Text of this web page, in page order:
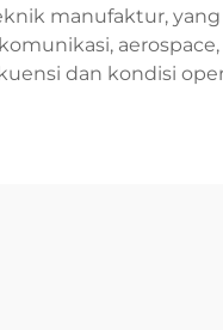
manufaktur, yang
dan kondisi